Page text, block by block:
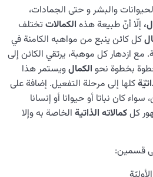
0/13
0/8
0/18
والبشر و حتى الجمادات،
إلّا أنّ طبيعة هذه الكمالات تختلف
کل کائن ينبع من مواهبه الكامنة في
ازدهار کل موهبة، يرتقي الکائن إلى
بخطوة نحو الکمالويستمر هذا
كلها إلى مرحلة التفعيل. إضافة علی
کان نباتا أو حیوانا أو إنسانا
کلکمالاته الذاتیة الخاصة به وإلا
قسمین: